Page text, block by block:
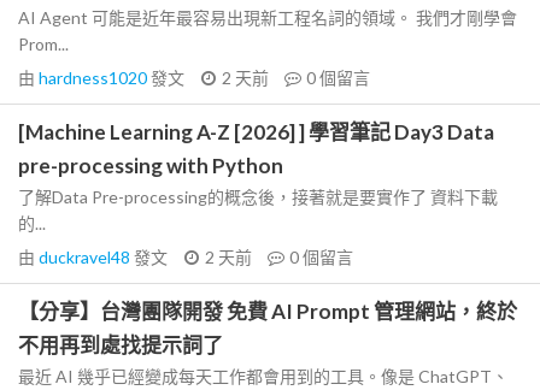
AI Agent 可能是近年最容易出現新工程名詞的領域。 我們才剛學會
Prom...
由 hardness1020發文 2 天前 0個留言
[Machine Learning A-Z [2026] ] 學習筆記 Day3 Data
pre-processing with Python
了解Data Pre-processing的概念後，接著就是要實作了 資料下載
的...
由 duckravel48 發文 2 天前 0個留言
【分享】台灣團隊開發 免費 AI Prompt 管理網站，終於
不用再到處找提示詞了
最近 AI 幾乎已經變成每天工作都會用到的工具。像是 ChatGPT、